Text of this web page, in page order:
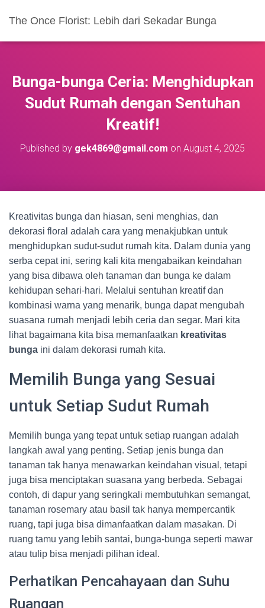
The Once Florist: Lebih dari Sekadar Bunga
Bunga-bunga Ceria: Menghidupkan
Sudut Rumah dengan Sentuhan
Kreatif!
Published by gek4869@gmail.com on August 4, 2025
Kreativitas bunga dan hiasan, seni menghias, dan
dekorasi floral adalah cara yang menakjubkan untuk
menghidupkan sudut-sudut rumah kita. Dalam dunia yang
serba cepat ini, sering kali kita mengabaikan keindahan
yang bisa dibawa oleh tanaman dan bunga ke dalam
kehidupan sehari-hari. Melalui sentuhan kreatif dan
kombinasi warna yang menarik, bunga dapat mengubah
suasana rumah menjadi lebih ceria dan segar. Mari kita
lihat bagaimana kita bisa memanfaatkan kreativitas
bunga ini dalam dekorasi rumah kita.
Memilih Bunga yang Sesuai
untuk Setiap Sudut Rumah
Memilih bunga yang tepat untuk setiap ruangan adalah
langkah awal yang penting. Setiap jenis bunga dan
tanaman tak hanya menawarkan keindahan visual, tetapi
juga bisa menciptakan suasana yang berbeda. Sebagai
contoh, di dapur yang seringkali membutuhkan semangat,
tanaman rosemary atau basil tak hanya mempercantik
ruang, tapi juga bisa dimanfaatkan dalam masakan. Di
ruang tamu yang lebih santai, bunga-bunga seperti mawar
atau tulip bisa menjadi pilihan ideal.
Perhatikan Pencahayaan dan Suhu
Ruangan